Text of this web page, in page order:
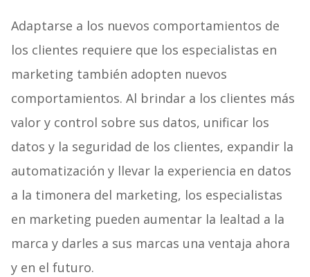
Adaptarse a los nuevos comportamientos de
los clientes requiere que los especialistas en
marketing también adopten nuevos
comportamientos. Al brindar a los clientes más
valor y control sobre sus datos, unificar los
datos y la seguridad de los clientes, expandir la
automatización y llevar la experiencia en datos
a la timonera del marketing, los especialistas
en marketing pueden aumentar la lealtad a la
marca y darles a sus marcas una ventaja ahora
y en el futuro.